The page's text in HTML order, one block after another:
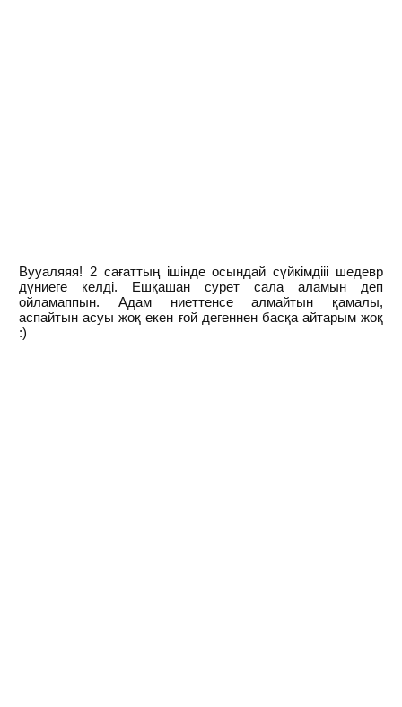
Вууаляяя! 2 сағаттың ішінде осындай сүйкімдііі шедевр
дүниеге келді. Ешқашан сурет сала аламын деп
ойламаппын. Адам ниеттенсе алмайтын қамалы,
аспайтын асуы жоқ екен ғой дегеннен басқа айтарым жоқ
:)